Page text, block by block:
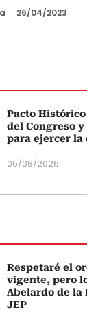
26/04/2023
Pacto Histórico
del Congreso y
para ejercer la
06/08/2026
Respetaré el
vigente, pero lo
Abelardo de la
JEP